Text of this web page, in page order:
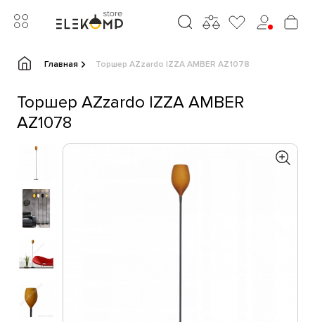
Главная Торшер AZzardo IZZA AMBER AZ1078
Торшер AZzardo IZZA AMBER
AZ1078